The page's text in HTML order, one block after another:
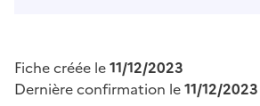
Fiche créée le11/12/2023
Dernière confirmation le11/12/2023